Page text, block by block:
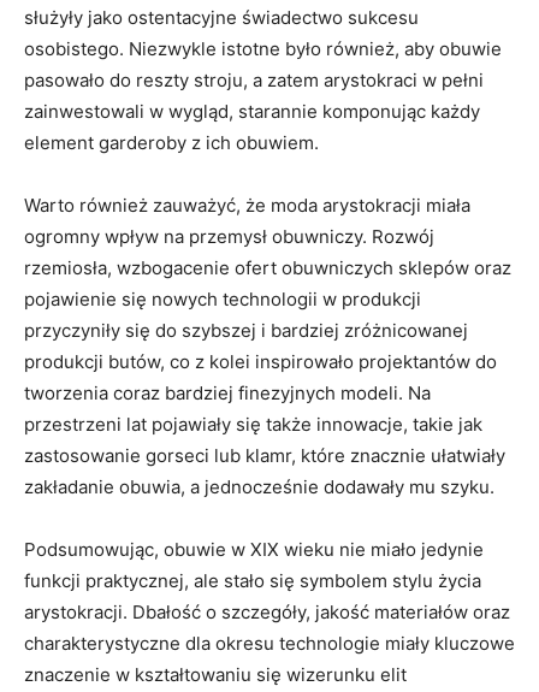
służyły jako ostentacyjne świadectwo sukcesu
osobistego. Niezwykle istotne było również, aby obuwie
pasowało do reszty stroju, a zatem arystokraci w pełni
zainwestowali w wygląd, starannie komponując każdy
element garderoby z ich obuwiem.
Warto również zauważyć, że moda arystokracji miała
ogromny wpływ na przemysł obuwniczy. Rozwój
rzemiosła, wzbogacenie ofert obuwniczych sklepów oraz
pojawienie się nowych technologii w produkcji
przyczyniły się do szybszej i bardziej zróżnicowanej
produkcji butów, co z kolei inspirowało projektantów do
tworzenia coraz bardziej finezyjnych modeli. Na
przestrzeni lat pojawiały się także innowacje, takie jak
zastosowanie gorseci lub klamr, które znacznie ułatwiały
zakładanie obuwia, a jednocześnie dodawały mu szyku.
Podsumowując, obuwie w XIX wieku nie miało jedynie
funkcji praktycznej, ale stało się symbolem stylu życia
arystokracji. Dbałość o szczegóły, jakość materiałów oraz
charakterystyczne dla okresu technologie miały kluczowe
znaczenie w kształtowaniu się wizerunku elit